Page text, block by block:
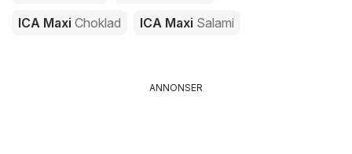
ICA Maxi Choklad ICA Maxi Salami
ANNONSER